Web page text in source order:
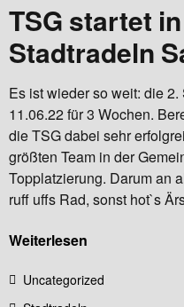
TSG startet
Stadtradeln
Es ist wieder so weit: die
11.06.22 für 3 Wochen.
die TSG dabei sehr
größten Team in der
Topplatzierung. Darum an
ruff uffs Rad, sonst hot`s
Weiterlesen
Uncategorized